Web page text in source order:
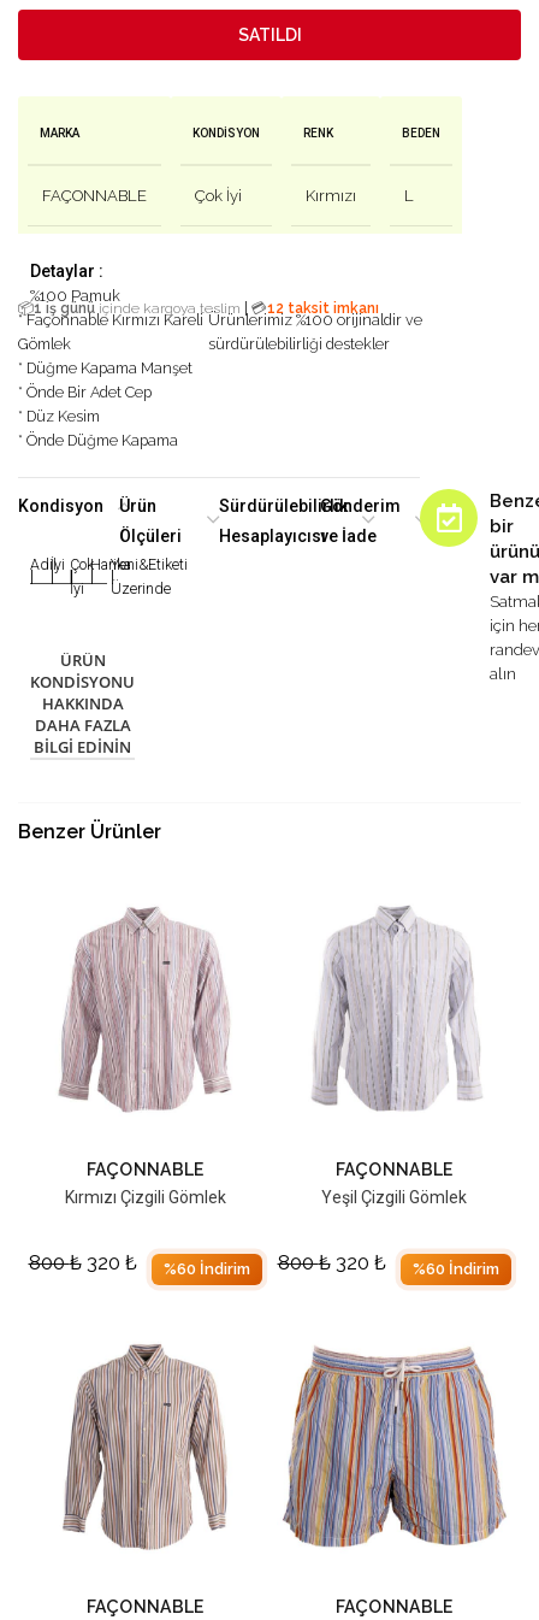
SATILDI
MARKA
FAÇONNABLE
KONDISYON
Çok İyi
RENK
Kırmızı
BEDEN
L
Detaylar :
%100 Pamuk
📦1 iş günü içinde kargoya teslim 💳12 taksit imkanı
* Façonnable Kırmızı Kareli
Gömlek
* Düğme Kapama Manşet
* Önde Bir Adet Cep
* Düz Kesim
* Önde Düğme Kapama
Ürünlerimiz %100 orijinaldir ve
sürdürülebilirliği destekler
Kondisyon
Adilİyi
|
Çok
İyi
Harika
|
Yeni&Etiketi
Üzerinde
ÜRÜN
KONDISYONU
HAKKINDA
DAHA FAZLA
BILGI EDININ
Ürün
Ölçüleri
Sürdürülebilirlik
Hesaplayıcısı
Gönderim
ve İade
bir
var
için
alın
Benzer Ürünler
FAÇONNABLE
Kırmızı Çizgili Gömlek
800₺ 320 ₺ %60 İndirim
FAÇONNABLE
Yeşil Çizgili Gömlek
800₺ 320 ₺ %60 İndirim
FAÇONNABLE FAÇONNABLE